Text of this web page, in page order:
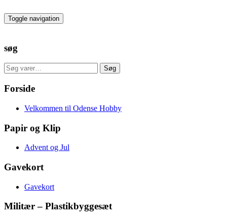
to
the
Toggle navigation
søg
Søg
efter:
Søg
Forside
Velkommen til Odense Hobby
Papir og Klip
Advent og Jul
Gavekort
Gavekort
Militær – Plastikbyggesæt